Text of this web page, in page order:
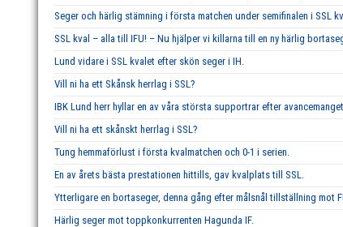
Seger och härlig stämning i första matchen under semifinalen i SSL
SSL kval – alla till IFU! – Nu hjälper vi killarna till en ny härlig
Lund vidare i SSL kvalet efter skön seger i IH.
Vill ni ha ett Skånsk herrlag i SSL?
IBK Lund herr hyllar en av våra största supportrar efter
Vill ni ha ett skånskt herrlag i SSL?
Tung hemmaförlust i första kvalmatchen och 0-1 i serien.
En av årets bästa prestationen hittills, gav kvalplats till SSL.
Ytterligare en bortaseger, denna gång efter målsnål tillställning mot
Härlig seger mot toppkonkurrenten Hagunda IF.